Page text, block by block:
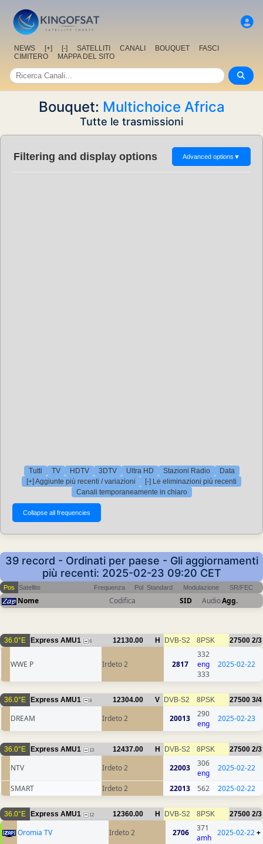
NEWS [+] [-] SATELLITI CANALI BOUQUET
FASCI
CIMITERO
MAPPA DEL SITO
Bouquet: Multichoice Africa
Tutte le trasmissioni
Filtering and display options Advanced options ▼
Tutti TV HDTV 3DTV Ultra HD Stazioni Radio
Data
[+] Aggiunte più recenti / variazioni
[-] Le eliminazioni più recenti
Canali temporaneamente in chiaro
39 record - Ordinati per paese - Gli aggiornamenti
più recenti: 2025-02-23 09:20 CET
Pos Satellite Frequenza Pol Standard Modulazione SR/FEC
Nome Codifica SID AudioAgg.
36.0°E Express AMU1 6 12130.00 H DVB-S2 8PSK 27500 2/3
WWE P Irdeto 2 2817
332
eng
333
2025-02-22
36.0°E Express AMU1 8 12304.00 V DVB-S2 8PSK 27500 3/4
DREAM Irdeto 2 20013
290
eng
2025-02-23
36.0°E Express AMU1 13 12437.00 H DVB-S2 8PSK 27500 2/3
NTV Irdeto 2 22003
306
eng
2025-02-22
SMART Irdeto 2 22013 562 2025-02-22
36.0°E Express AMU1 12 12360.00 H DVB-S2 8PSK 27500 2/3
Oromia TV Irdeto 2 2706
371
amh
2025-02-22+